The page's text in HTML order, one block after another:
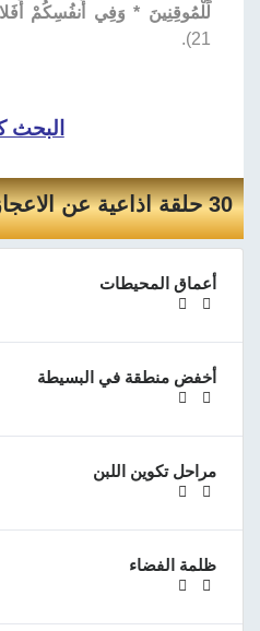
لِّلْمُوقِنِينَ * وَفِي أَنفُسِكُمْ
21).
البحث
30 حلقة اذاعية عن الاعجاز العلمى
أعماق المحيطات
أخفض منطقة في البسيطة
مراحل تكوين اللبن
ظلمة الفضاء